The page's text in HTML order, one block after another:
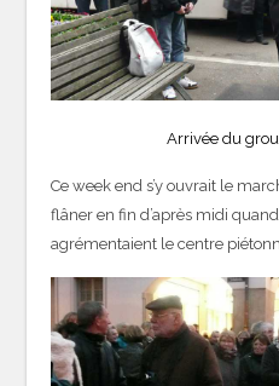
Arrivée du
Ce week end s’y ouvrait le
flâner en fin d’après midi
agrémentaient le centre